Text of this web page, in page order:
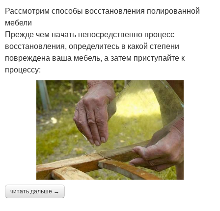
Рассмотрим способы восстановления полированной
мебели
Прежде чем начать непосредственно процесс
восстановления, определитесь в какой степени
повреждена ваша мебель, а затем приступайте к
процессу:
читать дальше →